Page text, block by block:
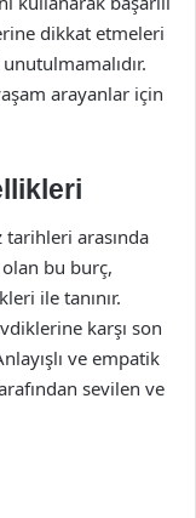
dikkat etmeleri
arayanlar için
tarihleri arasında
bu burç,
ile tanınır.
karşı son
ve empatik
sevilen ve